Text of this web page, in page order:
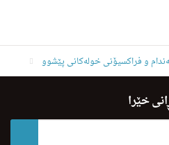
و فراکسیۆنی خولەکانی پێشوو
فاروق نامق
خێرا